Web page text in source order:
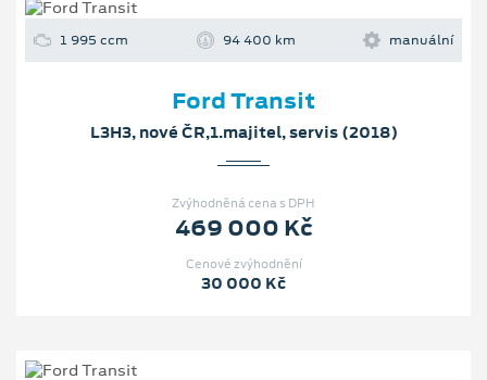
1 995 ccm 94 400 km manuální
Ford Transit
L3H3, nové ČR,1.majitel, servis (2018)
Zvýhodněná cena s DPH
469 000 Kč
Cenové zvýhodnění
30 000 Kč